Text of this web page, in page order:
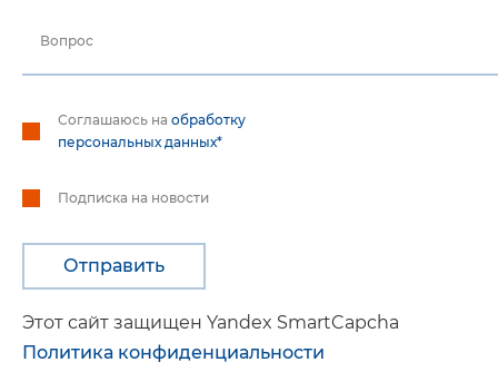
Вопрос
Соглашаюсь на обработку
персональных данных*
Подписка на новости
Этот сайт защищен Yandex SmartCapcha
Политика конфиденциальности